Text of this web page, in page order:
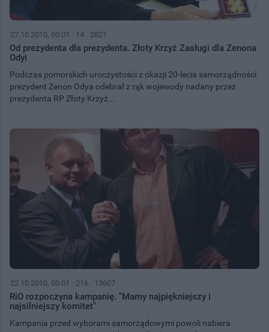
27.10.2010, 00:01 14 2821
Od prezydenta dla prezydenta. Złoty Krzyż Zasługi dla Zenona
Odyi
Podczas pomorskich uroczystości z okazji 20-lecia samorządności
prezydent Zenon Odya odebrał z rąk wojewody nadany przez
prezydenta RP Złoty Krzyż...
22.10.2010, 00:01 216 13607
RiO rozpoczyna kampanię. "Mamy najpiękniejszy i
najsilniejszy komitet"
Kampania przed wyborami samorządowymi powoli nabiera